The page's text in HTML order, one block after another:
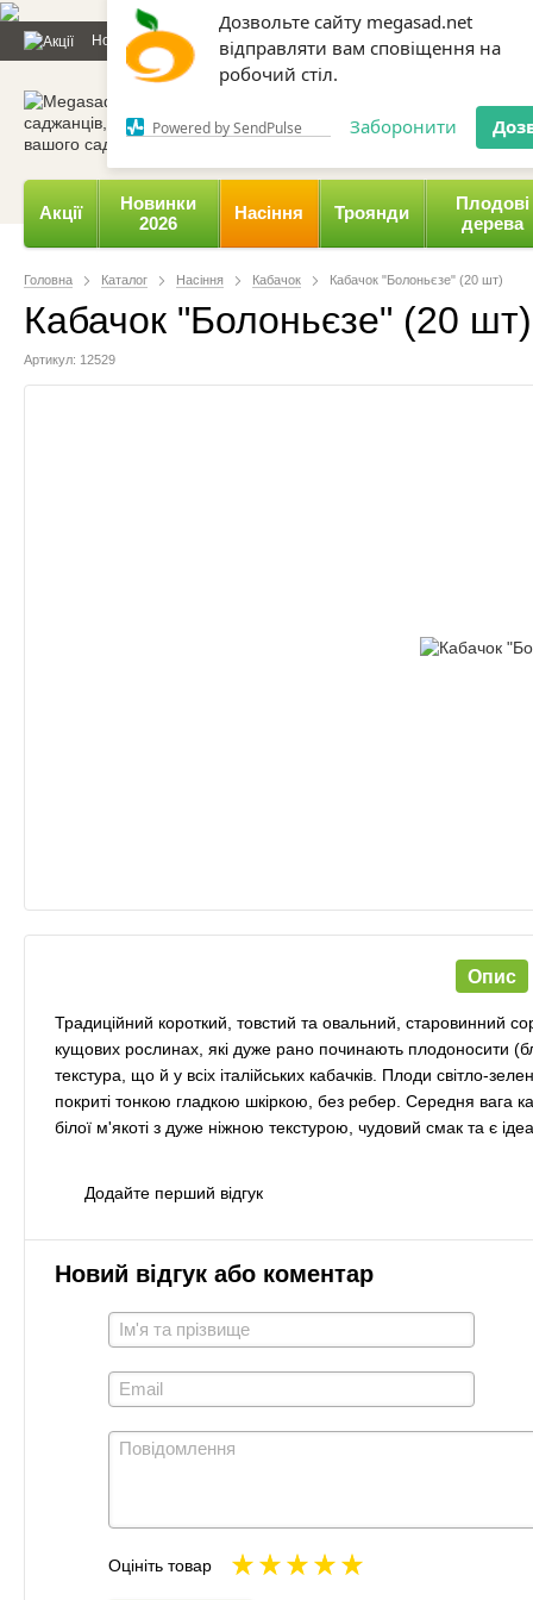
Дозвольте сайту megasad.net
відправляти вам сповіщення на
робочий стіл.
Powered by SendPulse Заборонити
Новини та статті Каталог Відгуки
Акції
Новинки
2026
Насіння Троянди
Плодові
дерева
Головна Каталог Насіння Кабачок Кабачок "Болоньєзе" (20 шт)
Кабачок "Болоньєзе" (20 шт)
Артикул: 12529
Опис
Традиційний короткий, товстий та овальний, старовинний
кущових рослинах, які дуже рано починають плодоносити
текстура, що й у всіх італійських кабачків. Плоди світло-
покриті тонкою гладкою шкіркою, без ребер. Середня вага
білої м'якоті з дуже ніжною текстурою, чудовий смак та є
Додайте перший відгук
Новий відгук або коментар
Оцініть товар